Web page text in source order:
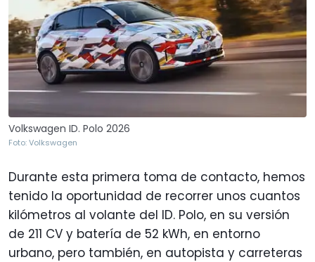
Volkswagen ID. Polo 2026
Foto: Volkswagen
Durante esta primera toma de contacto, hemos
tenido la oportunidad de recorrer unos cuantos
kilómetros al volante del ID. Polo, en su versión
de 211 CV y batería de 52 kWh, en entorno
urbano, pero también, en autopista y carreteras